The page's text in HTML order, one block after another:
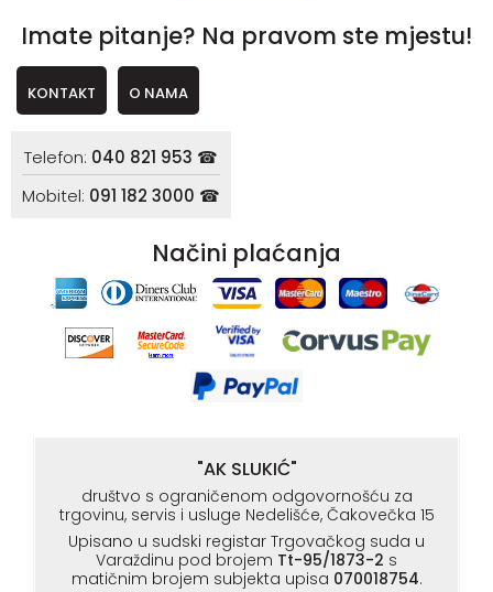
Imate pitanje? Na pravom ste mjestu!
KONTAKT O NAMA
Telefon: 040 821 953 ☎
Mobitel: 091 182 3000 ☎
Načini plaćanja
"AK SLUKIĆ"
društvo s ograničenom odgovornošću za
trgovinu, servis i usluge Nedelišće, Čakovečka 15
Upisano u sudski registar Trgovačkog suda u
Varaždinu pod brojem Tt-95/1873-2 s
matičnim brojem subjekta upisa 070018754.